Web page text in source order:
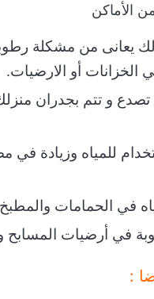
الأماكن
يعانى من مشكلة
الخزانات أو الارضيات.
و تتم بجدران
للمياه وزيادة في
في الحمامات والمطبخ
في أرضيات المسابح
: